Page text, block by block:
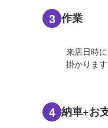
3 作業
来店日時
掛かります
4 納車+お